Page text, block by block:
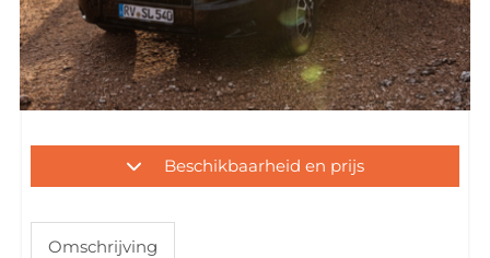
Beschikbaarheid en prijs
Omschrijving